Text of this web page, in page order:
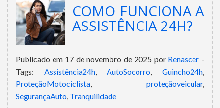
COMO FUNCIONA A
ASSISTÊNCIA 24H?
Publicado em 17 de novembro de 2025 por Renascer -
Tags: Assistência24h,AutoSocorro,Guincho24h,
ProteçãoMotociclista, proteçãoveicular,
SegurançaAuto, Tranquilidade